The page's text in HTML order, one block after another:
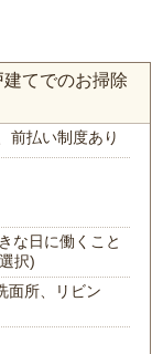
てでのお掃除
前払い制度あり
な日に働くこと
択)
面所、リビン